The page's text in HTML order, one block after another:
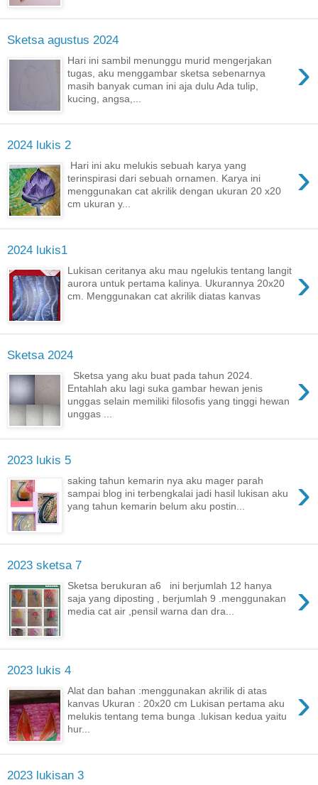
Sketsa agustus 2024
›
Hari ini sambil menunggu murid mengerjakan
tugas, aku menggambar sketsa sebenarnya
masih banyak cuman ini aja dulu Ada tulip,
kucing, angsa,...
2024 lukis 2
›
Hari ini aku melukis sebuah karya yang
terinspirasi dari sebuah ornamen. Karya ini
menggunakan cat akrilik dengan ukuran 20 x20
cm ukuran y...
2024 lukis1
›
Lukisan ceritanya aku mau ngelukis tentang langit
aurora untuk pertama kalinya. Ukurannya 20x20
cm. Menggunakan cat akrilik diatas kanvas
Sketsa 2024
›
Sketsa yang aku buat pada tahun 2024.
Entahlah aku lagi suka gambar hewan jenis
unggas selain memiliki filosofis yang tinggi hewan
unggas ...
2023 lukis 5
›
saking tahun kemarin nya aku mager parah
sampai blog ini terbengkalai jadi hasil lukisan aku
yang tahun kemarin belum aku postin...
2023 sketsa 7
›
Sketsa berukuran a6 ini berjumlah 12 hanya
saja yang diposting , berjumlah 9 .menggunakan
media cat air ,pensil warna dan dra...
2023 lukis 4
›
Alat dan bahan :menggunakan akrilik di atas
kanvas Ukuran : 20x20 cm Lukisan pertama aku
melukis tentang tema bunga .lukisan kedua yaitu
hur...
2023 lukisan 3